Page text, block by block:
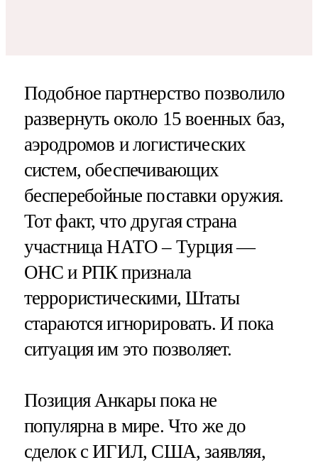
Подобное партнерство позволило
развернуть около 15 военных баз,
аэродромов и логистических
систем, обеспечивающих
бесперебойные поставки оружия.
Тот факт, что другая страна
участница НАТО – Турция —
ОНС и РПК признала
террористическими, Штаты
стараются игнорировать. И пока
ситуация им это позволяет.
Позиция Анкары пока не
популярна в мире. Что же до
сделок с ИГИЛ, США, заявляя,